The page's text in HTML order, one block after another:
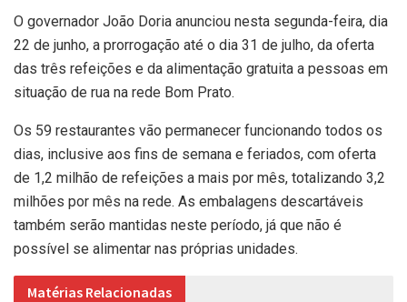
O governador João Doria anunciou nesta segunda-feira, dia
22 de junho, a prorrogação até o dia 31 de julho, da oferta
das três refeições e da alimentação gratuita a pessoas em
situação de rua na rede Bom Prato.
Os 59 restaurantes vão permanecer funcionando todos os
dias, inclusive aos fins de semana e feriados, com oferta
de 1,2 milhão de refeições a mais por mês, totalizando 3,2
milhões por mês na rede. As embalagens descartáveis
também serão mantidas neste período, já que não é
possível se alimentar nas próprias unidades.
Matérias Relacionadas